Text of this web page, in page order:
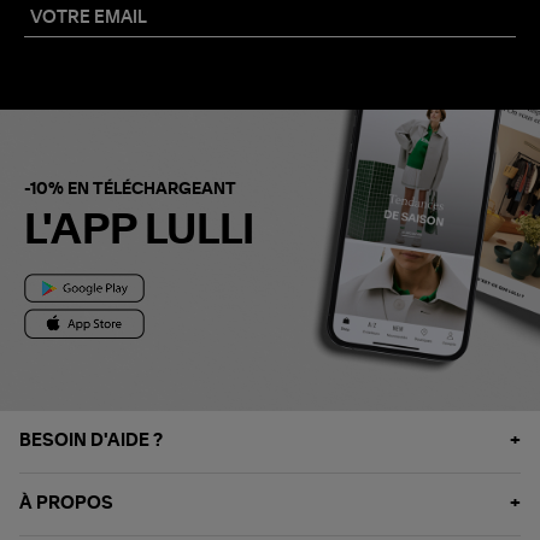
-10% EN TÉLÉCHARGEANT
L'APP LULLI
BESOIN D'AIDE ?
À PROPOS